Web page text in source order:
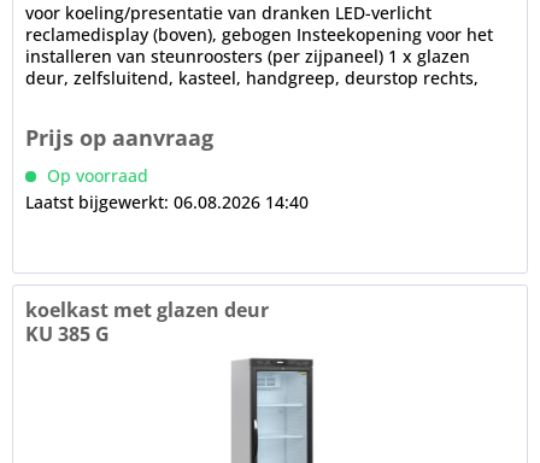
voor koeling/presentatie van dranken LED-verlicht
reclamedisplay (boven), gebogen Insteekopening voor het
installeren van steunroosters (per zijpaneel) 1 x glazen
deur, zelfsluitend, kasteel, handgreep, deurstop rechts,
Prijs op aanvraag
Op voorraad
Laatst bijgewerkt: 06.08.2026 14:40
koelkast met glazen deur
KU 385 G